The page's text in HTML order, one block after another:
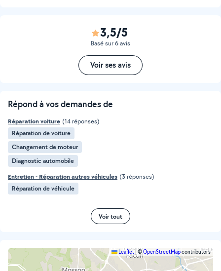
3,5/5
Basé sur 6 avis
Voir ses avis
Répond à vos demandes de
Réparation voiture (14 réponses)
Réparation de voiture
Changement de moteur
Diagnostic automobile
Entretien - Réparation autres véhicules (3 réponses)
Réparation de véhicule
Voir tout
Leaflet ©OpenStreetMapcontributors